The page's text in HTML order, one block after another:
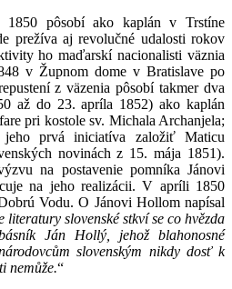
pôsobí ako kaplán v Trstíne
prežíva aj revolučné udalosti rokov
ho maďarskí nacionalisti väznia
v Župnom dome v Bratislave po
z väzenia pôsobí takmer dva
až do 23. apríla 1852) ako kaplán
pri kostole sv. Michala Archanjela;
prvá iniciatíva založiť Maticu
novinách z 15. mája 1851).
na postavenie pomníka Jánovi
na jeho realizácii. V apríli 1850
Vodu. O Jánovi Hollom napísal
literatury slovenské stkví se co hvězda
Ján Hollý, jehož blahonosné
slovenským nikdy dosť k
nemůže.“